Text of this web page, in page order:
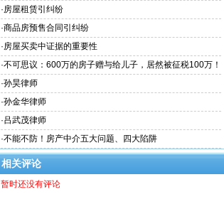
·房屋租赁引纠纷
·商品房预售合同引纠纷
·房屋买卖中证据的重要性
·不可思议：600万的房子赠与给儿子，居然被征税100万！
将房产“赠与”给子女还不如“卖”给子女？
·孙昊律师
·孙金华律师
·吕武茂律师
·不能不防！房产中介五大问题、四大陷阱
相关评论
暂时还没有评论